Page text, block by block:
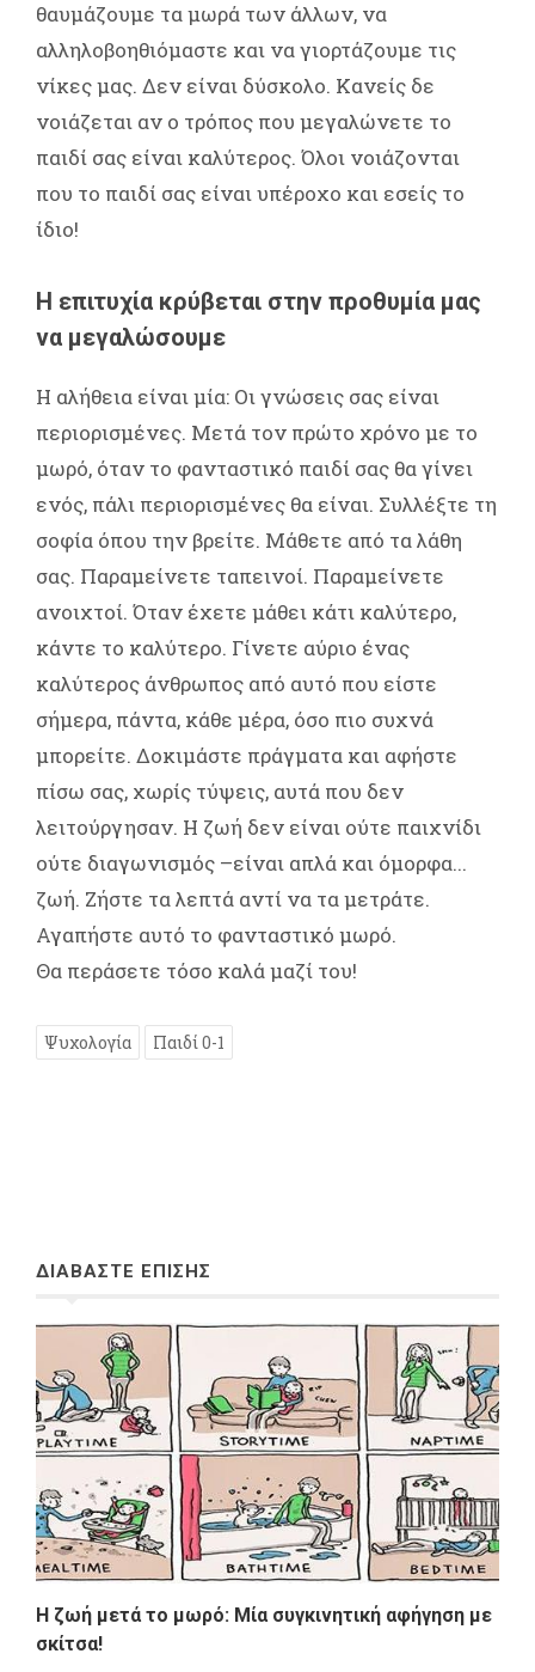
θαυμάζουμε τα μωρά των άλλων, να
αλληλοβοηθιόμαστε και να γιορτάζουμε τις
νίκες μας. Δεν είναι δύσκολο. Κανείς δε
νοιάζεται αν ο τρόπος που μεγαλώνετε το
παιδί σας είναι καλύτερος. Όλοι νοιάζονται
που το παιδί σας είναι υπέροχο και εσείς το
ίδιο!
Η επιτυχία κρύβεται στην προθυμία μας
να μεγαλώσουμε
Η αλήθεια είναι μία: Οι γνώσεις σας είναι
περιορισμένες. Μετά τον πρώτο χρόνο με το
μωρό, όταν το φανταστικό παιδί σας θα γίνει
ενός, πάλι περιορισμένες θα είναι. Συλλέξτε τη
σοφία όπου την βρείτε. Μάθετε από τα λάθη
σας. Παραμείνετε ταπεινοί. Παραμείνετε
ανοιχτοί. Όταν έχετε μάθει κάτι καλύτερο,
κάντε το καλύτερο. Γίνετε αύριο ένας
καλύτερος άνθρωπος από αυτό που είστε
σήμερα, πάντα, κάθε μέρα, όσο πιο συχνά
μπορείτε. Δοκιμάστε πράγματα και αφήστε
πίσω σας, χωρίς τύψεις, αυτά που δεν
λειτούργησαν. Η ζωή δεν είναι ούτε παιχνίδι
ούτε διαγωνισμός –είναι απλά και όμορφα...
ζωή. Ζήστε τα λεπτά αντί να τα μετράτε.
Αγαπήστε αυτό το φανταστικό μωρό.
Θα περάσετε τόσο καλά μαζί του!
Ψυχολογία Παιδί 0-1
ΔΙΑΒΑΣΤΕ ΕΠΙΣΗΣ
Η ζωή μετά το μωρό: Μία συγκινητική αφήγηση με
σκίτσα!